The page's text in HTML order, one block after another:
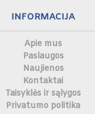
INFORMACIJA
Apie mus
Paslaugos
Naujienos
Kontaktai
Taisyklės ir sąlygos
Privatumo politika